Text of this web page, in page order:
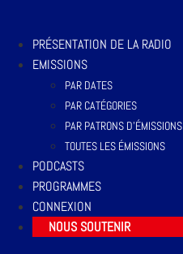
PRÉSENTATION DE LA RADIO
EMISSIONS
PAR DATES
PAR CATÉGORIES
PAR PATRONS D’ÉMISSIONS
TOUTES LES ÉMISSIONS
PODCASTS
PROGRAMMES
CONNEXION
NOUS SOUTENIR